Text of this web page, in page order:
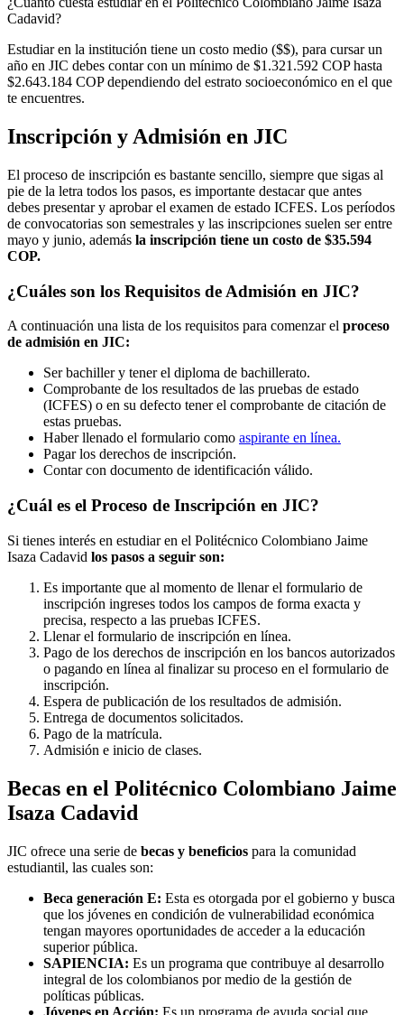
Cadavid?
Estudiar en la institución tiene un costo medio ($$), para cursar un
año en JIC debes contar con un mínimo de $1.321.592 COP hasta
$2.643.184 COP dependiendo del estrato socioeconómico en el que
te encuentres.
Inscripción y Admisión en JIC
El proceso de inscripción es bastante sencillo, siempre que sigas al
pie de la letra todos los pasos, es importante destacar que antes
debes presentar y aprobar el examen de estado ICFES. Los períodos
de convocatorias son semestrales y las inscripciones suelen ser entre
mayo y junio, además la inscripción tiene un costo de $35.594
COP.
¿Cuáles son los Requisitos de Admisión en JIC?
A continuación una lista de los requisitos para comenzar el proceso
de admisión en JIC:
Ser bachiller y tener el diploma de bachillerato.
Comprobante de los resultados de las pruebas de estado
(ICFES) o en su defecto tener el comprobante de citación de
estas pruebas.
Haber llenado el formulario como aspirante en línea.
Pagar los derechos de inscripción.
Contar con documento de identificación válido.
¿Cuál es el Proceso de Inscripción en JIC?
Si tienes interés en estudiar en el Politécnico Colombiano Jaime
Isaza Cadavid los pasos a seguir son:
Es importante que al momento de llenar el formulario de
inscripción ingreses todos los campos de forma exacta y
precisa, respecto a las pruebas ICFES.
Llenar el formulario de inscripción en línea.
Pago de los derechos de inscripción en los bancos autorizados
o pagando en línea al finalizar su proceso en el formulario de
inscripción.
Espera de publicación de los resultados de admisión.
Entrega de documentos solicitados.
Pago de la matrícula.
Admisión e inicio de clases.
Becas en el Politécnico Colombiano Jaime
Isaza Cadavid
JIC ofrece una serie de becas y beneficios para la comunidad
estudiantil, las cuales son:
Beca generación E: Esta es otorgada por el gobierno y busca
que los jóvenes en condición de vulnerabilidad económica
tengan mayores oportunidades de acceder a la educación
superior pública.
SAPIENCIA: Es un programa que contribuye al desarrollo
integral de los colombianos por medio de la gestión de
políticas públicas.
Jóvenes en Acción: Es un programa de ayuda social que